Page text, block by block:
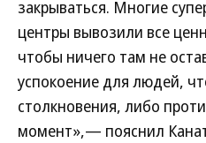
закрываться. Многие
центры вывозили все
чтобы ничего там не
успокоение для людей,
столкновения, либо
момент»,— пояснил